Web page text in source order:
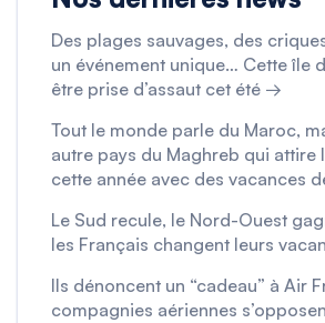
Des plages sauvages, des
un événement unique… Cette île
être prise d’assaut cet été →
Tout le monde parle du Maroc,
autre pays du Maghreb qui attire
cette année avec des vacances
Le Sud recule, le Nord-Ouest
les Français changent leurs
Ils dénoncent un “cadeau” à Air
compagnies aériennes